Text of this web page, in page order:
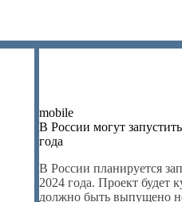
mobile
В России могут
года
В России планируется
2024 года. Проект будет
должно быть выпущено